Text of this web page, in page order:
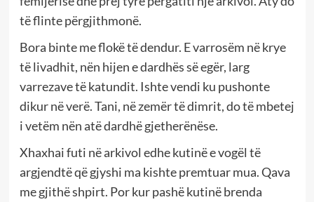
të flinte përgjithmonë.
Bora binte me flokë të dendur. E varrosëm në krye
të livadhit, nën hijen e dardhës së egër, larg
varrezave të katundit. Ishte vendi ku pushonte
dikur në verë. Tani, në zemër të dimrit, do të mbetej
i vetëm nën atë dardhë gjetherënëse.
Xhaxhai futi në arkivol edhe kutinë e vogël të
argjendtë që gjyshi ma kishte premtuar mua. Qava
me gjithë shpirt. Por kur pashë kutinë brenda